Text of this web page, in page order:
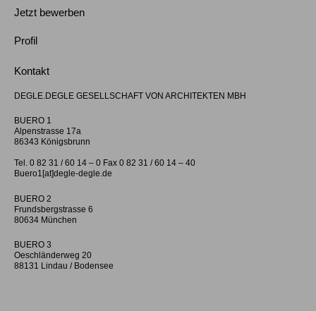
Jetzt bewerben
Profil
Kontakt
DEGLE.DEGLE GESELLSCHAFT VON ARCHITEKTEN MBH
BUERO 1
Alpenstrasse 17a
86343 Königsbrunn
Tel. 0 82 31 / 60 14 – 0 Fax 0 82 31 / 60 14 – 40
Buero1[at]degle-degle.de
BUERO 2
Frundsbergstrasse 6
80634 München
BUERO 3
Oeschländerweg 20
88131 Lindau / Bodensee